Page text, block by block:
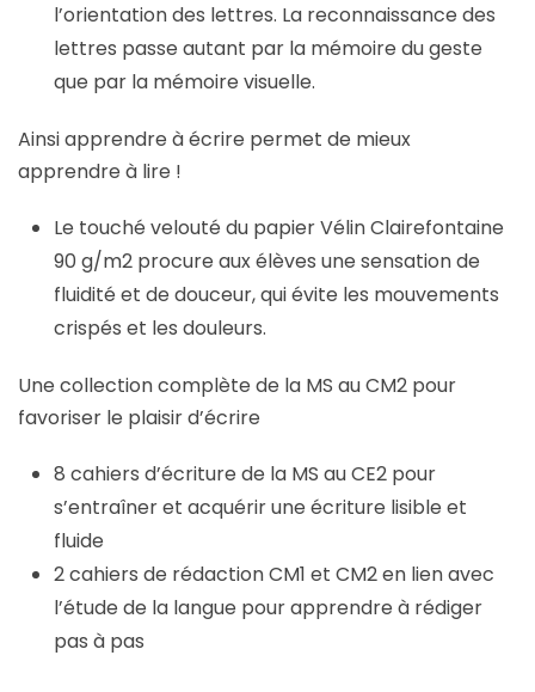
l’orientation des lettres. La reconnaissance des
lettres passe autant par la mémoire dugeste
que par la mémoire visuelle.
Ainsi apprendre à écrire permet de mieux
apprendre à lire !
Le touché velouté du papier Vélin Clairefontaine
90 g/m2 procure aux élèves une sensation de
fluidité et de douceur, qui évite les mouvements
crispés et les douleurs.
Une collection complète de la MS au CM2 pour
favoriser le plaisir d’écrire
8 cahiers d’écriture de la MS au CE2 pour
s’entraîner et acquérir une écriture lisible et
fluide
2 cahiers de rédaction CM1 et CM2 en lien avec
l’étude de la langue pour apprendre à rédiger
pas à pas